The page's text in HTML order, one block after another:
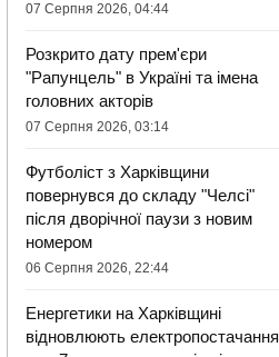
07 Серпня 2026, 04:44
Розкрито дату прем'єри
"Рапунцель" в Україні та імена
головних акторів
07 Серпня 2026, 03:14
Футболіст з Харківщини
повернувся до складу "Челсі"
після дворічної паузи з новим
номером
06 Серпня 2026, 22:44
Енергетики на Харківщині
відновлюють електропостачання